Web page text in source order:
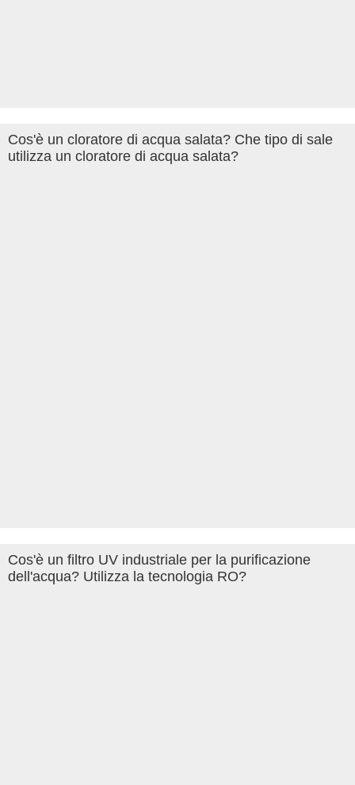
Cos'è un cloratore di acqua salata? Che tipo di sale
utilizza un cloratore di acqua salata?
Cos'è un filtro UV industriale per la purificazione
dell'acqua? Utilizza la tecnologia RO?